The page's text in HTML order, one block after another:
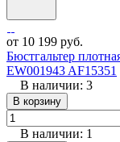
от 10 199 руб.
Бюстгальтер
EW001943 AF15351
В наличии: 3
В корзину
В наличии: 1